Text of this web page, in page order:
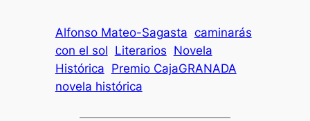
Alfonso Mateo-Sagasta caminarás
con el sol Literarios Novela
Histórica Premio CajaGRANADA
novela histórica